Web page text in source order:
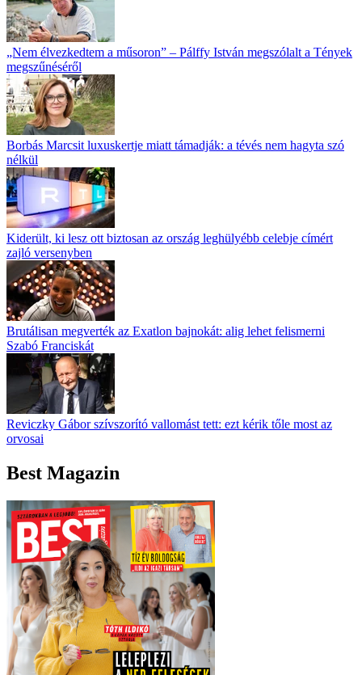
„Nem élvezkedtem a műsoron” – Pálffy István megszólalt a Tények
megszűnéséről
Borbás Marcsit luxuskertje miatt támadják: a tévés nem hagyta szó
nélkül
Kiderült, ki lesz ott biztosan az ország leghülyébb celebje címért
zajló versenyben
Brutálisan megverték az Exatlon bajnokát: alig lehet felismerni
Szabó Franciskát
Reviczky Gábor szívszorító vallomást tett: ezt kérik tőle most az
orvosai
Best Magazin